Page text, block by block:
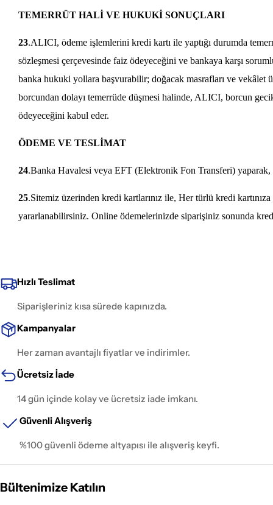
TEMERRÜT HALİ VE HUKUKİ SONUÇLARI
23.ALICI, ödeme işlemlerini kredi kartı ile yaptığı durumda
sözleşmesi çerçevesinde faiz ödeyeceğini ve bankaya karşı
banka hukuki yollara başvurabilir; doğacak masrafları ve
borcundan dolayı temerrüde düşmesi halinde, ALICI, borcun
ödeyeceğini kabul eder.
ÖDEME VE TESLİMAT
24.Banka Havalesi veya EFT (Elektronik Fon Transferi)
25.Sitemiz üzerinden kredi kartlarınız ile, Her türlü kredi
yararlanabilirsiniz. Online ödemelerinizde siparişiniz sonunda
Hızlı Teslimat
Siparişleriniz kısa sürede kapınızda.
Kampanyalar
Her zaman avantajlı fiyatlar ve indirimler.
Ücretsiz İade
14 gün içinde kolay ve ücretsiz iade imkanı.
Güvenli Alışveriş
%100 güvenli ödeme altyapısı ile alışveriş keyfi.
Bültenimize Katılın